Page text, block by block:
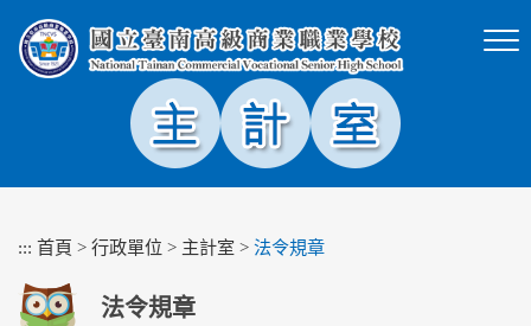
塊
::: 首頁 > 行政單位 > 主計室 > 法令規章
法令規章